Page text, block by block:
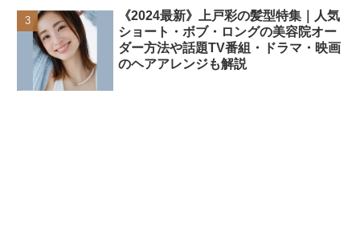
《2024最新》上戸彩の髪型特集｜人気
ショート・ボブ・ロングの美容院オー
ダー方法や話題TV番組・ドラマ・映画
のヘアアレンジも解説